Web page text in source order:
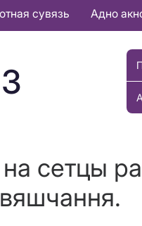
сувязь Адно
сетцы
вяшчання.